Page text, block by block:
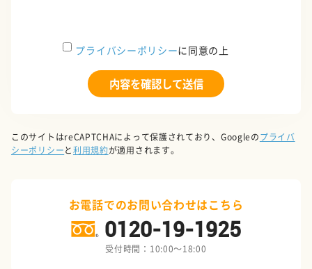
プライバシーポリシーに同意の上
このサイトはreCAPTCHAによって保護されており、Googleのプライバ
シーポリシーと利用規約が適用されます。
お電話でのお問い合わせはこちら
0120-19-1925
受付時間：10:00～18:00